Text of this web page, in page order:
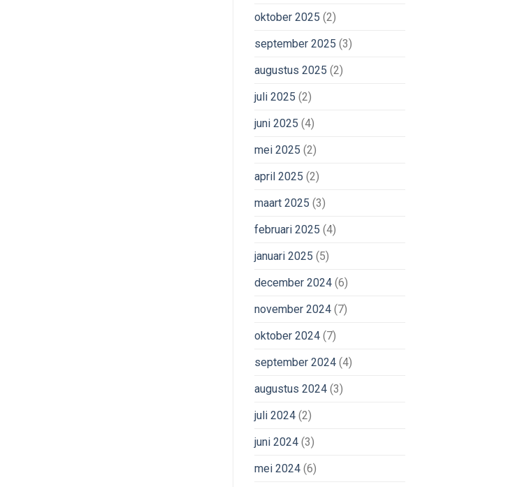
oktober 2025 (2)
september 2025 (3)
augustus 2025 (2)
juli 2025 (2)
juni 2025 (4)
mei 2025 (2)
april 2025 (2)
maart 2025 (3)
februari 2025 (4)
januari 2025 (5)
december 2024(6)
november 2024(7)
oktober 2024(7)
september 2024(4)
augustus 2024(3)
juli 2024(2)
juni 2024(3)
mei 2024(6)